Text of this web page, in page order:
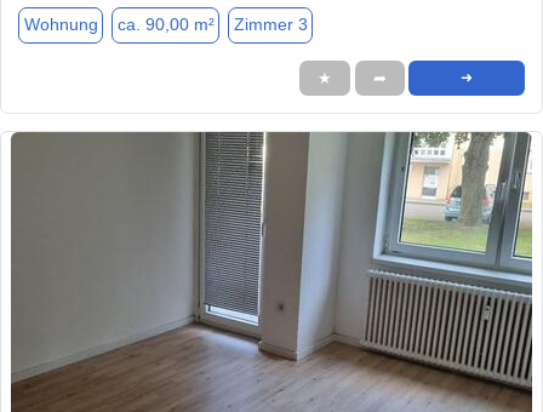
Wohnung ca. 90,00 m² Zimmer 3
★ ➦ ➜